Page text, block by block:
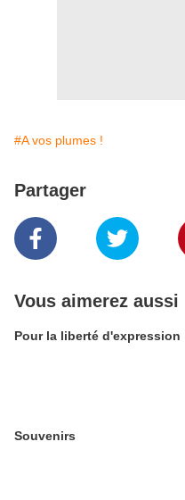
#A vos plumes !
Partager
Vous aimerez aussi
Pour la liberté d'expression
Souvenirs